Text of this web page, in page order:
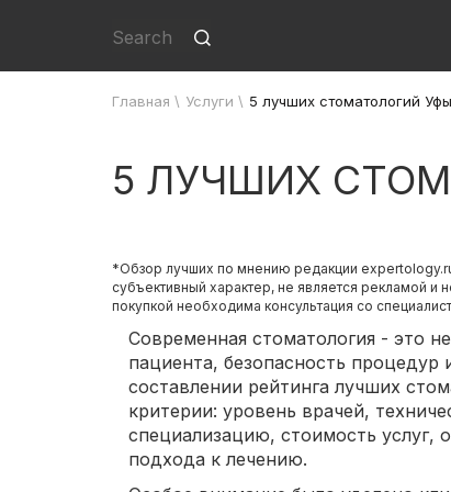
Главная \ Услуги \ 5 лучших стоматологий Уфы
5 ЛУЧШИХ
*Обзор лучших по мнению редакции
субъективный характер, не является рекламой и
покупкой необходима консультация со
Современная стоматология - это
пациента, безопасность процедур
составлении рейтинга лучших
критерии: уровень врачей,
специализацию, стоимость
подхода к лечению.